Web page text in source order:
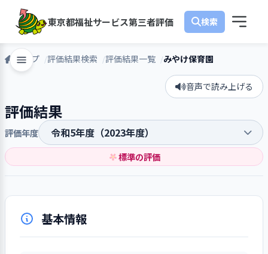
東京都福祉サービス第三者評価
トップ 評価結果検索 評価結果一覧 みやけ保育園
音声で読み上げる
評価結果
評価年度
標準の評価
基本情報